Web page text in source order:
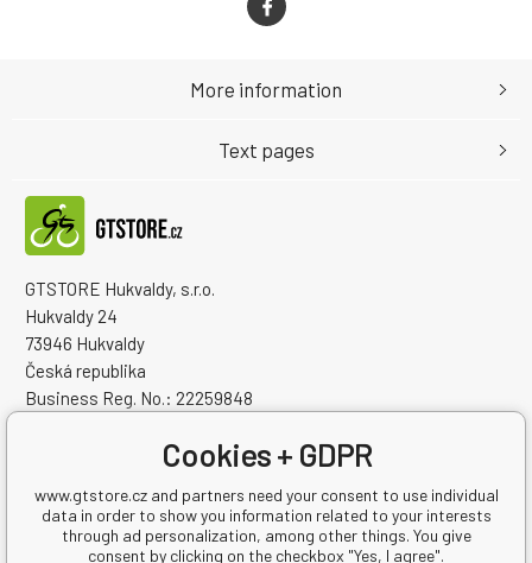
GTSTORE Hukvaldy, s.r.o.
Hukvaldy 24
73946 Hukvaldy
Česká republika
Business Reg. No.: 22259848
More information
Text pages
Cookies + GDPR
www.gtstore.cz and partners need your consent to use individual
data in order to show you information related to your interests
through ad personalization, among other things. You give
consent by clicking on the checkbox "Yes, I agree".